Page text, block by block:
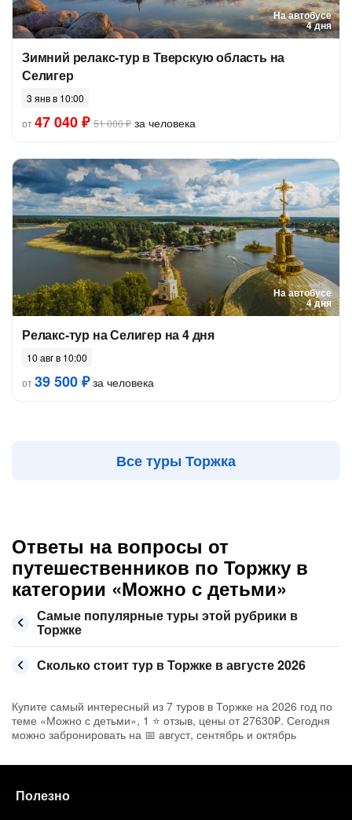
На автобусе
4 дня
Зимний релакс-тур в Тверскую область на
Селигер
3 янв в 10:00
от47 040 ₽ 51 000 ₽ за человека
На автобусе
4 дня
Релакс-тур на Селигер на 4 дня
10 авг в 10:00
от39 500 ₽за человека
Все туры Торжка
Ответы на вопросы от
путешественников по Торжку в
категории «Можно с детьми»
Самые популярные туры этой рубрики в
Торжке
Сколько стоит тур в Торжке в августе 2026
Купите самый интересный из 7 туров в Торжке на 2026 год по
теме «Можно с детьми», 1 ⭐ отзыв, цены от 27630₽. Сегодня
можно забронировать на 📅 август, сентябрь и октябрь
Полезно